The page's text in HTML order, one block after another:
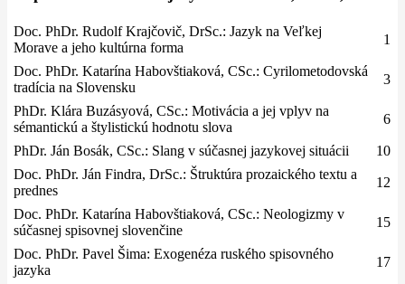
Doc. PhDr. Rudolf Krajčovič, DrSc.: Jazyk na Veľkej
Morave a jeho kultúrna forma
1
Doc. PhDr. Katarína Habovštiaková, CSc.: Cyrilometodovská
tradícia na Slovensku
3
PhDr. Klára Buzásyová, CSc.: Motivácia a jej vplyv na
sémantickú a štylistickú hodnotu slova
6
PhDr. Ján Bosák, CSc.: Slang v súčasnej jazykovej situácii
10
Doc. PhDr. Ján Findra, DrSc.: Štruktúra prozaického textu a
prednes
12
Doc. PhDr. Katarína Habovštiaková, CSc.: Neologizmy v
súčasnej spisovnej slovenčine
15
Doc. PhDr. Pavel Šima: Exogenéza ruského spisovného
jazyka
17